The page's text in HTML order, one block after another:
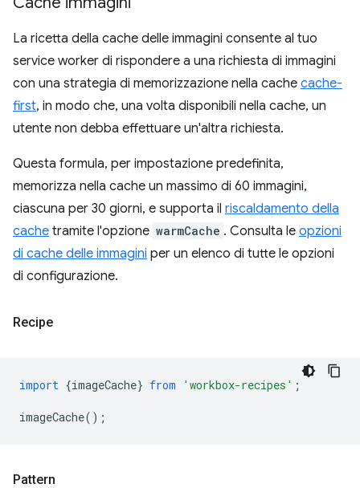
La ricetta della cache delle immagini consente al tuo
service worker di rispondere a una richiesta di immagini
con una strategia di memorizzazione nella cache cache-
first, in modo che, una volta disponibili nella cache, un
utente non debba effettuare un'altra richiesta.
Questa formula, per impostazione predefinita,
memorizza nella cache un massimo di 60 immagini,
ciascuna per 30 giorni, e supporta il riscaldamento della
cache tramite l'opzione warmCache . Consulta le opzioni
di cache delle immagini per un elenco di tutte le opzioni
di configurazione.
Recipe
import {imageCache} from 'workbox-recipes' ;
imageCache();
Pattern